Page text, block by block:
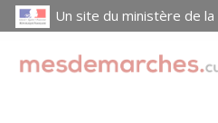
Un site du ministère de la